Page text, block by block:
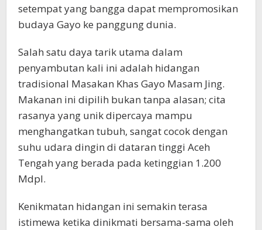
setempat yang bangga dapat mempromosikan
budaya Gayo ke panggung dunia.
Salah satu daya tarik utama dalam
penyambutan kali ini adalah hidangan
tradisional Masakan Khas Gayo Masam Jing.
Makanan ini dipilih bukan tanpa alasan; cita
rasanya yang unik dipercaya mampu
menghangatkan tubuh, sangat cocok dengan
suhu udara dingin di dataran tinggi Aceh
Tengah yang berada pada ketinggian 1.200
Mdpl.
Kenikmatan hidangan ini semakin terasa
istimewa ketika dinikmati bersama-sama oleh